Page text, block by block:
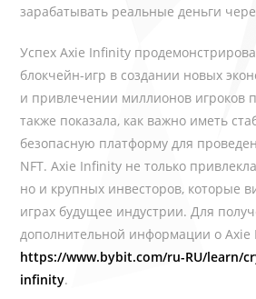
зарабатывать реальные деньги
Успех Axie Infinity
блокчейн-игр в создании новых
и привлечении миллионов игроков
также показала, как важно иметь
безопасную платформу для
NFT. Axie Infinity не только
но и крупных инвесторов, которые
играх будущее индустрии. Для
дополнительной информации о Axie
https://www.bybit.com/ru-RU/learn/
infinity.